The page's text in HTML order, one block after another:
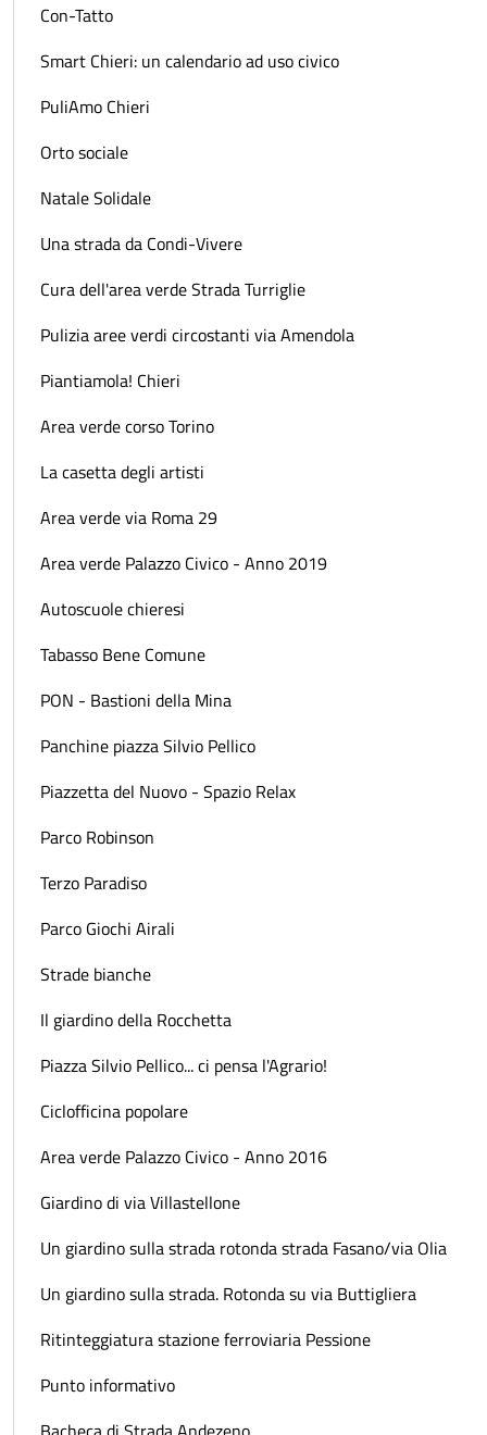
Con-Tatto
Smart Chieri: un calendario ad uso civico
PuliAmo Chieri
Orto sociale
Natale Solidale
Una strada da Condi-Vivere
Cura dell'area verde Strada Turriglie
Pulizia aree verdi circostanti via Amendola
Piantiamola! Chieri
Area verde corso Torino
La casetta degli artisti
Area verde via Roma 29
Area verde Palazzo Civico - Anno 2019
Autoscuole chieresi
Tabasso Bene Comune
PON - Bastioni della Mina
Panchine piazza Silvio Pellico
Piazzetta del Nuovo - Spazio Relax
Parco Robinson
Terzo Paradiso
Parco Giochi Airali
Strade bianche
Il giardino della Rocchetta
Piazza Silvio Pellico... ci pensa l'Agrario!
Ciclofficina popolare
Area verde Palazzo Civico - Anno 2016
Giardino di via Villastellone
Un giardino sulla strada rotonda strada Fasano/via Olia
Un giardino sulla strada. Rotonda su via Buttigliera
Ritinteggiatura stazione ferroviaria Pessione
Punto informativo